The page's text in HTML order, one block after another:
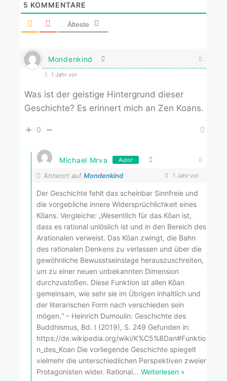
5 KOMMENTARE
Älteste
Mondenkind
1 Jahr vor
Was ist der geistige Hintergrund dieser
Geschichte? Es erinnert mich an Zen Koans.
0
Michael Mrva Autor
Antwort aufMondenkind 1 Jahr vor
Der Geschichte fehlt das scheinbar Sinnfreie und
die vorgebliche innere Widersprüchlichkeit eines
Kōans. Vergleiche: „Wesentlich für das Kōan ist,
dass es rational unlöslich ist und in den Bereich des
Arationalen verweist. Das Kōan zwingt, die Bahn
des rationalen Denkens zu verlassen und über die
gewöhnliche Bewusstseinslage herauszuschreiten,
um zu einer neuen unbekannten Dimension
durchzustoßen. Diese Funktion ist allen Kōan
gemeinsam, wie sehr sie im Übrigen inhaltlich und
der literarischen Form nach verschieden sein
mögen.“ – Heinrich Dumoulin: Geschichte des
Buddhismus, Bd. I (2019), S. 249 Gefunden in:
https://de.wikipedia.org/wiki/K%C5%8Dan#Funktio
n_des_Koan Die vorliegende Geschichte spiegelt
vielmehr die unterschiedlichen Perspektiven zweier
Protagonisten wider. Rational… Weiterlesen »